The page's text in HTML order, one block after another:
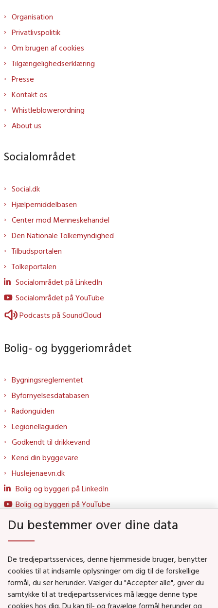
Organisation
Privatlivspolitik
Om brugen af cookies
Tilgængelighedserklæring
Presse
Kontakt os
Whistleblowerordning
About us
Socialområdet
Social.dk
Hjælpemiddelbasen
Center mod Menneskehandel
Den Nationale Tolkemyndighed
Tilbudsportalen
Tolkeportalen
Socialområdet på LinkedIn
Socialområdet på YouTube
Podcasts på SoundCloud
Bolig- og byggeriområdet
Bygningsreglementet
Byfornyelsesdatabasen
Radonguiden
Legionellaguiden
Godkendt til drikkevand
Kend din byggevare
Huslejenaevn.dk
Bolig og byggeri på LinkedIn
Bolig og byggeri på YouTube
Social- og Boligministeriet
Job i Social- og Boligstyrelsen
Puljer og tilskud
Du bestemmer over dine data
De tredjepartsservices, denne hjemmeside bruger, benytter
cookies til at indsamle oplysninger om dig til de forskellige
formål, du ser herunder. Vælger du "Accepter alle", giver du
samtykke til at tredjepartsservices må lægge denne type
cookies hos dig. Du kan til- og fravælge formål herunder og